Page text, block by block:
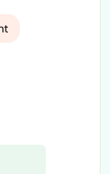
4-week